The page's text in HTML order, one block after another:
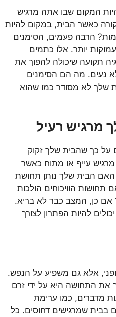
המקום שבו אתה מרגיש
כאשר הבית, במקום להיות
הרבה פעמים, הסימנים
יותר. אלו כתמים
תקועה שיכולה להפוך את
נעים. מה הם הסימנים
שלך לא מסודר כמו שהוא
מרגיש רעיל
על כך שהבית שלך זקוק
עייף או מתוח כאשר
הבית שלך נותן תחושת
הוויכוחים הולכות
אם כן, המצב כבר לא בריא.
להיות הפתרון לצורך
אלא גם משפיע על הנפש.
התחושה היא על ידי זרם
מדברים, כמו ערימת
בבית שמרגישים דחוסים. כל